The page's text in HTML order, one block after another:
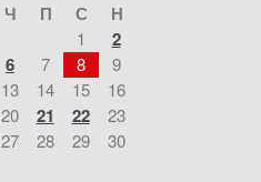
Ч П С Н
1 2
6 7 8
9
13 14 15
16
20 21 22
23
27 28 29
30